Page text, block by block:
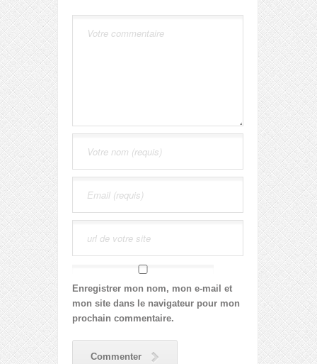
Enregistrer mon nom, mon e-mail et
mon site dans le navigateur pour mon
prochain commentaire.
Commenter